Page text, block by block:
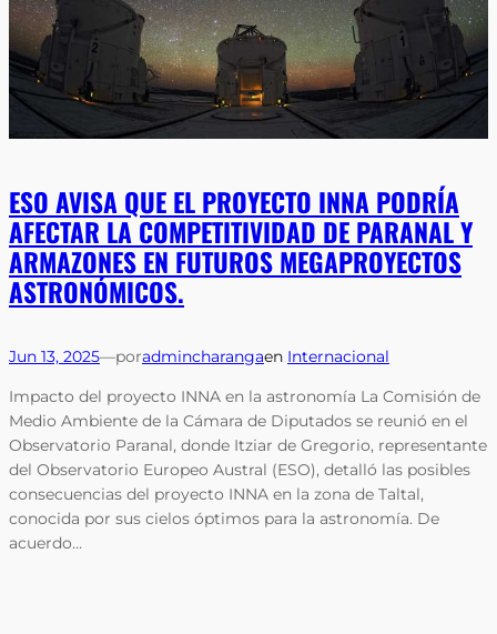
ESO AVISA QUE EL PROYECTO INNA PODRÍA
AFECTAR LA COMPETITIVIDAD DE PARANAL Y
ARMAZONES EN FUTUROS MEGAPROYECTOS
ASTRONÓMICOS.
Jun 13, 2025—poradmincharangaen Internacional
Impacto del proyecto INNA en la astronomía La Comisión de
Medio Ambiente de la Cámara de Diputados se reunió en el
Observatorio Paranal, donde Itziar de Gregorio, representante
del Observatorio Europeo Austral (ESO), detalló las posibles
consecuencias del proyecto INNA en la zona de Taltal,
conocida por sus cielos óptimos para la astronomía. De
acuerdo…